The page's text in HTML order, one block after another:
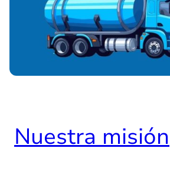
Nuestra misión